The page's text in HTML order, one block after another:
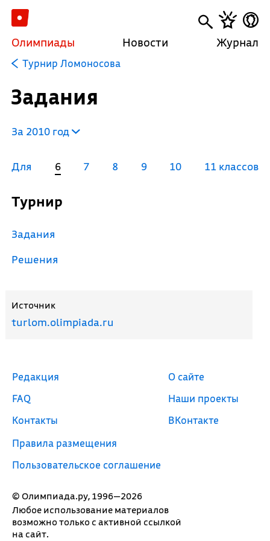
Олимпиады Новости Журнал
Турнир Ломоносова
Задания
За 2010 год
Для 6 7 8 9 10 11 классов
Турнир
Задания
Решения
Источник
turlom.olimpiada.ru
© Олимпиада.ру, 1996—2026
Любое использование материалов
возможно только с активной ссылкой
на сайт.
Редакция
FAQ
Контакты
Правила размещения
Пользовательское соглашение
О сайте
Наши проекты
ВКонтакте